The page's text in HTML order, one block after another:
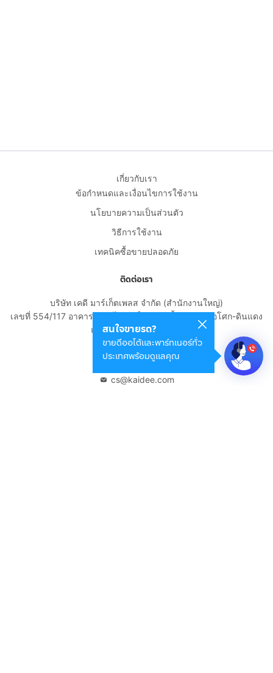
สนใจขายรถ?
ขายดีออโต้และพาร์ทเนอร์ทั่ว
ประเทศพร้อมดูแลคุณ
เกี่ยวกับเรา
ข้อกำหนดและเงื่อนไขการใช้งาน
นโยบายความเป็นส่วนตัว
วิธีการใช้งาน
เทคนิคซื้อขายปลอดภัย
ติดต่อเรา
บริษัท เคดี มาร์เก็ตเพลส จำกัด (สำนักงานใหญ่)
เลขที่ 554/117 อาคารสกายไนน์ เซ็นเตอร์ ชั้น 22 ถนนอโศก-ดินแดง
แขวงดินแดง เขตดินแดง
กรุงเทพมหานคร 10400
cs@kaidee.com